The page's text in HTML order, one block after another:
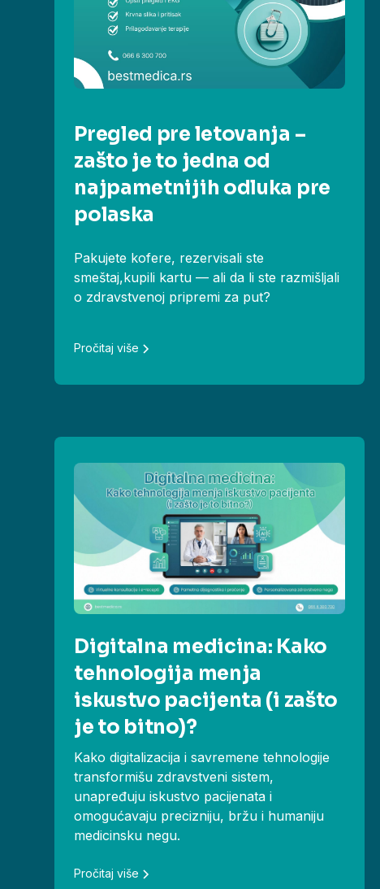
Pregled pre letovanja –
zašto je to jedna od
najpametnijih odluka pre
polaska
Pakujete kofere, rezervisali ste
smeštaj,kupili kartu — ali da li ste razmišljali
o zdravstvenoj pripremi za put?
Pročitaj više
Digitalna medicina: Kako
tehnologija menja
iskustvo pacijenta (i zašto
je to bitno)?
Kako digitalizacija i savremene tehnologije
transformišu zdravstveni sistem,
unapređuju iskustvo pacijenata i
omogućavaju precizniju, bržu i humaniju
medicinsku negu.
Pročitaj više